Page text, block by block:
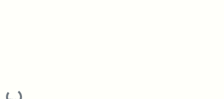
Loading...